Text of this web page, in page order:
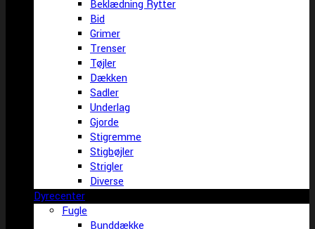
Beklædning Rytter
Bid
Grimer
Trenser
Tøjler
Dækken
Sadler
Underlag
Gjorde
Stigremme
Stigbøjler
Strigler
Diverse
Dyrecenter
Fugle
Bunddække